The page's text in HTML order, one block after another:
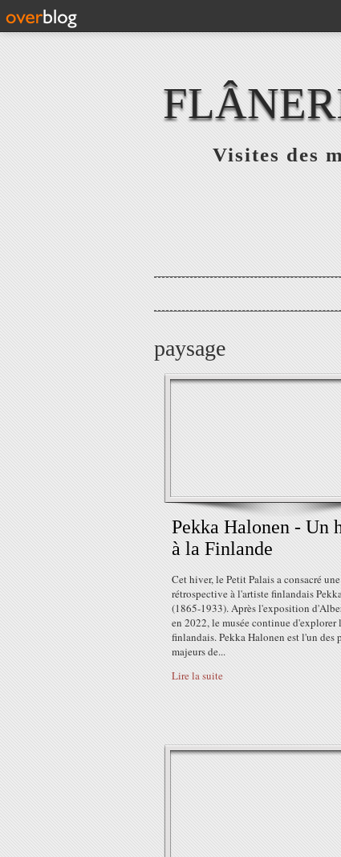
Visites des
paysage
Pekka Halonen - Un
à la Finlande
Cet hiver, le Petit Palais a consacré une
rétrospective à l'artiste finlandais
(1865-1933). Après l'exposition
en 2022, le musée continue d'explorer
finlandais. Pekka Halonen est l'un des
majeurs de...
Lire la suite